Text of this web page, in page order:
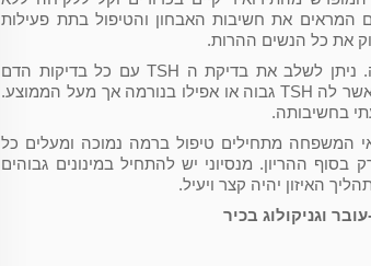
המראים את חשיבות האבחון והטיפול בתת פעילות
את כל הנשים ההרות.
לדעתי אין כל ספק. הבדיקה היא פשוטה ולא יקרה. ניתן לשלב את בדיקת ה TSH עם כל בדיקות הדם
הנלקחות בתחילת הריון. ויש צורך לטפל בכל אישה אשר לה TSH גבוה או אפילו בנורמה אך מעל הממוצע.
בחשיבותה.
המשפחה מתחילים טיפול ברמה נמוכה ומעלים כל
ההריון. מנסיוני יש להתחיל במינונים גבוהים
האיזון יהיה קצר ויעיל.
וגניקולוג בכיר